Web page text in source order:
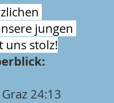
jungen
uns stolz!
24:13